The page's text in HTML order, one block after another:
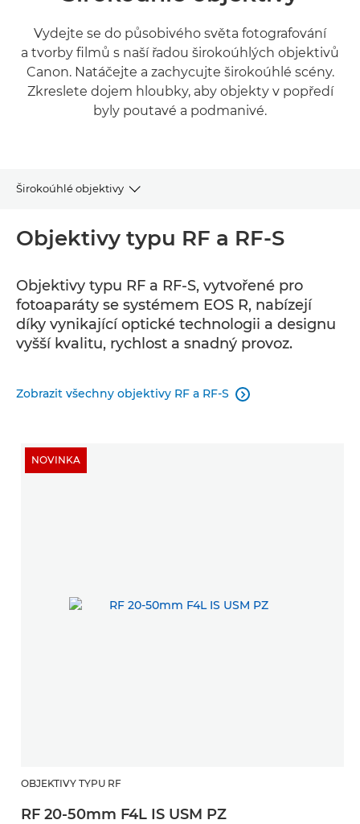
Vydejte se do působivého světa fotografování
a tvorby filmů s naší řadou širokoúhlých objektivů
Canon. Natáčejte a zachycujte širokoúhlé scény.
Zkreslete dojem hloubky, aby objekty v popředí
byly poutavé a podmanivé.
Širokoúhlé objektivy
RF a RF-S
EF-S
Objektivy typu RF a RF-S
Objektivy typu RF a RF-S, vytvořené pro
fotoaparáty se systémem EOS R, nabízejí
díky vynikající optické technologii a designu
vyšší kvalitu, rychlost a snadný provoz.
Zobrazit všechny objektivy RF a RF-S 
NOVINKA
OBJEKTIVY TYPU RF
RF 20-50mm F4L IS USM PZ